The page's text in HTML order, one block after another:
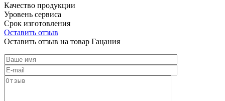
Качество продукции
Уровень сервиса
Срок изготовления
Оставить отзыв
Оставить отзыв на товар Гацания